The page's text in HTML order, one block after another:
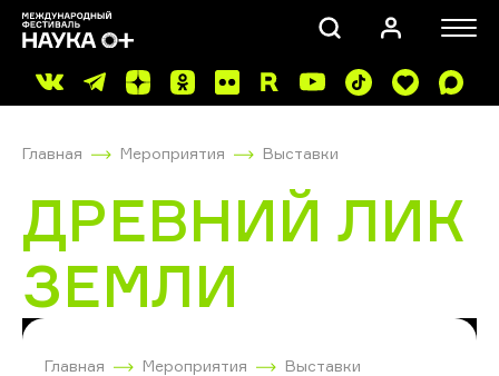
Главная Мероприятия Выставки
ДРЕВНИЙ ЛИК
ЗЕМЛИ
Главная Мероприятия Выставки